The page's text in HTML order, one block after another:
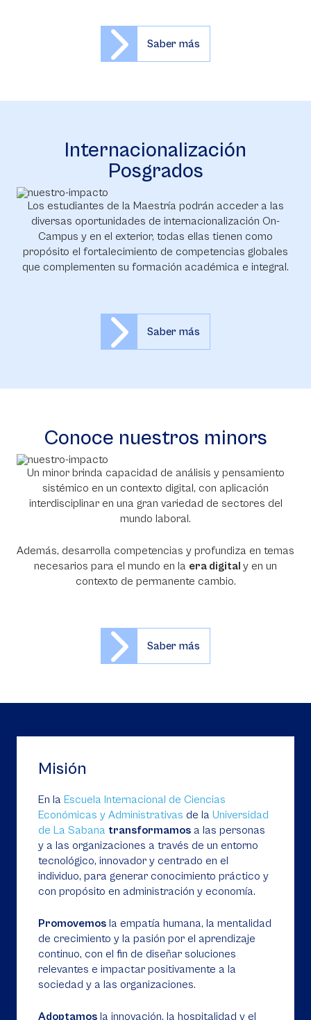
Saber más
Internacionalización
Posgrados
Los estudiantes de la Maestría podrán acceder a las
diversas oportunidades de internacionalización On-
Campus y en el exterior, todas ellas tienen como
propósito el fortalecimiento de competencias globales
que complementen su formación académica e integral.
Saber más
Conoce nuestros minors
Un minor brinda capacidad de análisis y pensamiento
sistémico en un contexto digital, con aplicación
interdisciplinar en una gran variedad de sectores del
mundo laboral.
Además, desarrolla competencias y profundiza en temas
necesarios para el mundo en la era digital y en un
contexto de permanente cambio.
Saber más
Misión
En la Escuela Internacional de Ciencias
Económicas y Administrativas de la Universidad
de La Sabana transformamos a las personas
y a las organizaciones a través de un entorno
tecnológico, innovador y centrado en el
individuo, para generar conocimiento práctico y
con propósito en administración y economía.
Promovemos la empatía humana, la mentalidad
de crecimiento y la pasión por el aprendizaje
continuo, con el fin de diseñar soluciones
relevantes e impactar positivamente a la
sociedad y a las organizaciones.
Adoptamos la innovación, la hospitalidad y el